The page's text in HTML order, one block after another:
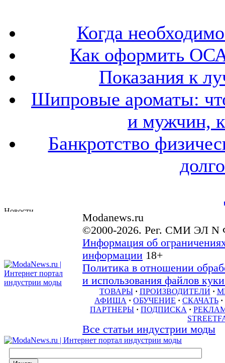
Когда
Как оформить
Показания к
Шипровые ароматы:
и мужчин,
Банкротство
Modanews.ru
©2000-2026. Рег. СМИ ЭЛ N
Информация об
информации 18+
Политика в отношении
и использования файлов
ТОВАРЫ · ПРОИЗВОДИТЕЛИ ·
АФИША · ОБУЧЕНИЕ · СКАЧАТЬ ·
ПАРТНЕРЫ · ПОДПИСКА ·
Все статьи индустрии моды